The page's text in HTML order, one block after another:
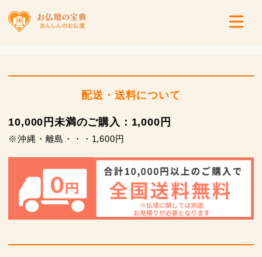
配送・送料について
10,000円未満のご購入：1,000円
※沖縄・離島・・・1,600円